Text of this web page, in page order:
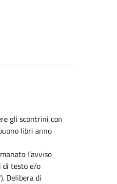
gli scontrini con
libri anno
l’avviso
di testo e/o
Delibera di